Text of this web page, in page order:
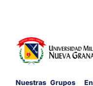
Nuestras Grupos